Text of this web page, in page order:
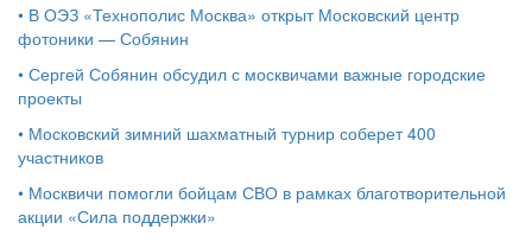
• В ОЭЗ «Технополис Москва» открыт Московский центр
фотоники — Собянин
• Сергей Собянин обсудил с москвичами важные городские
проекты
• Московский зимний шахматный турнир соберет 400
участников
• Москвичи помогли бойцам СВО в рамках благотворительной
акции «Сила поддержки»